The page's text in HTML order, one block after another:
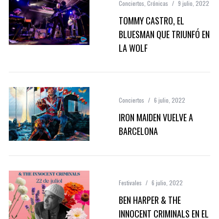
Conciertos Crónicas 9 julio, 2022
TOMMY CASTRO, EL
BLUESMAN QUE TRIUNFÓ EN
LA WOLF
Conciertos 6 julio, 2022
IRON MAIDEN VUELVE A
BARCELONA
Festivales 6 julio, 2022
BEN HARPER & THE
INNOCENT CRIMINALS EN EL